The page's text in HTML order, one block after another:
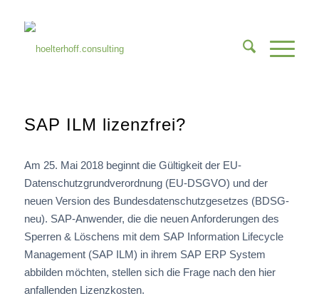
SAP ILM lizenzfrei?
Am 25. Mai 2018 beginnt die Gültigkeit der EU-
Datenschutzgrundverordnung (EU-DSGVO) und der
neuen Version des Bundesdatenschutzgesetzes (BDSG-
neu). SAP-Anwender, die die neuen Anforderungen des
Sperren & Löschens mit dem SAP Information Lifecycle
Management (SAP ILM) in ihrem SAP ERP System
abbilden möchten, stellen sich die Frage nach den hier
anfallenden Lizenzkosten.